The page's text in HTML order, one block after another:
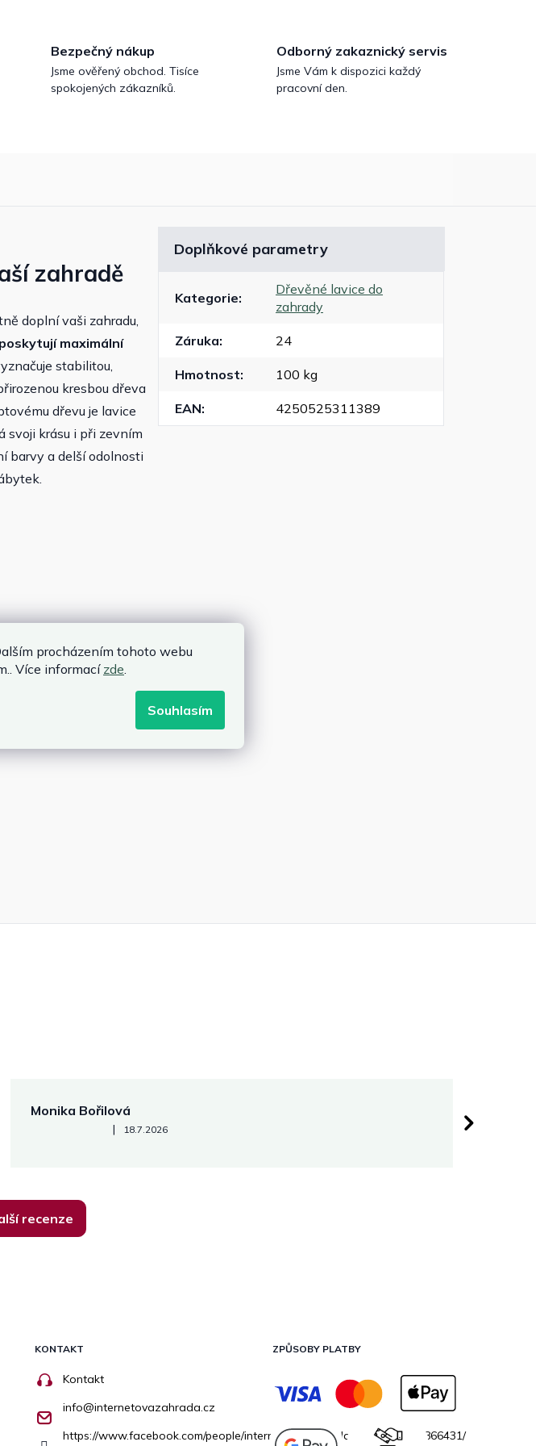
procházením tohoto webu
Více informací zde.
Souhlasím
Bezpečný nákup
Jsme ověřený obchod. Tisíce
spokojených zákazníků.
Odborný zakaznický servis
Jsme Vám k dispozici každý
pracovní den.
zahradě
doplní vaši zahradu,
poskytují maximální
stabilitou,
kresbou dřeva
dřevu je lavice
svoji krásu i při zevním
barvy a delší odolnosti
Doplňkové parametry
Kategorie:
Dřevěné lavice do
zahrady
Záruka: 24
Hmotnost: 100 kg
EAN: 4250525311389
Monika Bořilová
Hodnocení obchodu je 5 z 5 hvězdiček.
| 18.7.2026
recenze
KONTAKT
Kontakt
info@internetovazahrada.cz
https://www.facebook.com/people/internetovazahradacz/100069706866431/
ZPŮSOBY PLATBY